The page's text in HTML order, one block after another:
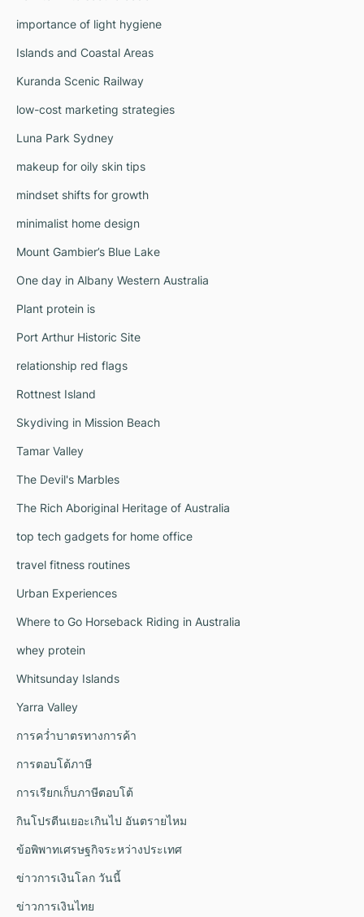
importance of light hygiene
Islands and Coastal Areas
Kuranda Scenic Railway
low-cost marketing strategies
Luna Park Sydney
makeup for oily skin tips
mindset shifts for growth
minimalist home design
Mount Gambier’s Blue Lake
One day in Albany Western Australia
Plant protein is
Port Arthur Historic Site
relationship red flags
Rottnest Island
Skydiving in Mission Beach
Tamar Valley
The Devil's Marbles
The Rich Aboriginal Heritage of Australia
top tech gadgets for home office
travel fitness routines
Urban Experiences
Where to Go Horseback Riding in Australia
whey protein
Whitsunday Islands
Yarra Valley
การคว่ำบาตรทางการค้า
การตอบโต้ภาษี
การเรียกเก็บภาษีตอบโต้
กินโปรตีนเยอะเกินไป อันตรายไหม
ข้อพิพาทเศรษฐกิจระหว่างประเทศ
ข่าวการเงินโลก วันนี้
ข่าวการเงินไทย